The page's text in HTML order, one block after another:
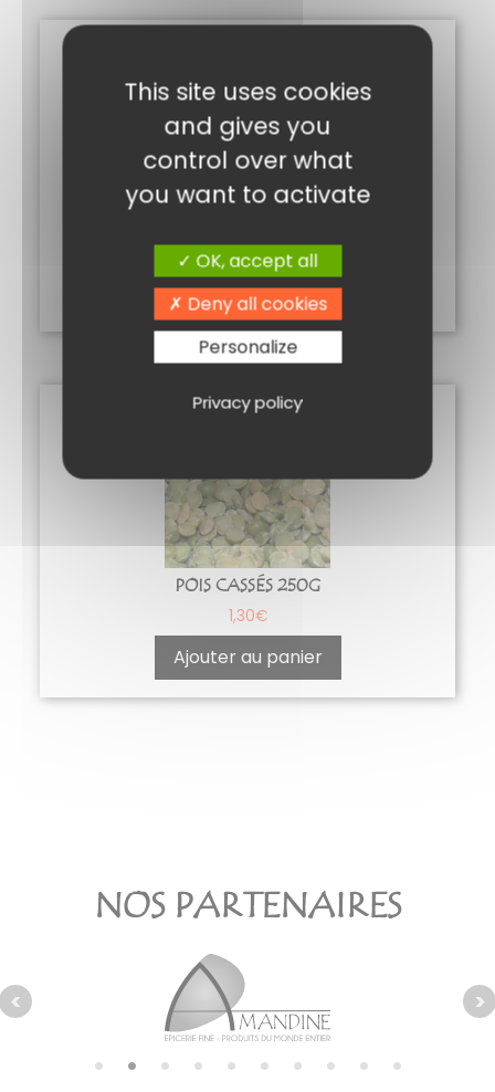
1,20€
Ajouter au panier
POIS CASSÉS 250G
1,30€
Ajouter au panier
NOS PARTENAIRES
This site uses cookies
and gives you
control over what
you want to activate
OK, accept all
Deny all cookies
Personalize
Privacy policy